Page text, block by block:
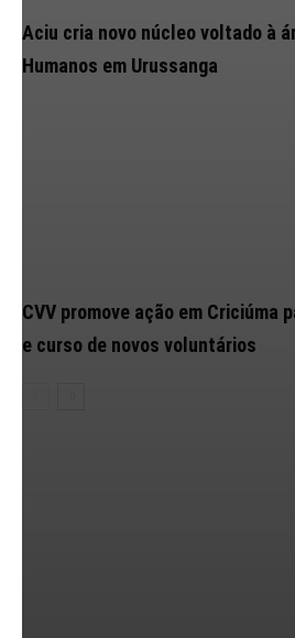
Aciu cria novo núcleo voltado à
Humanos em Urussanga
CVV promove ação em Criciúma
e curso de novos voluntários